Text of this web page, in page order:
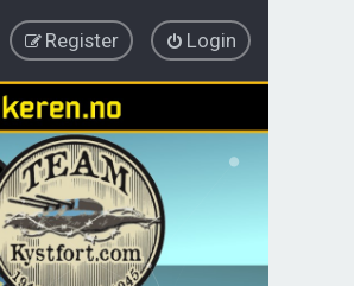
Login
Register